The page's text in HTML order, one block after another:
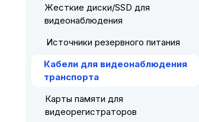
Жесткие диски/SSD для
видеонаблюдения
Источники резервного питания
Кабели для видеонаблюдения
транспорта
Карты памяти для
видеорегистраторов